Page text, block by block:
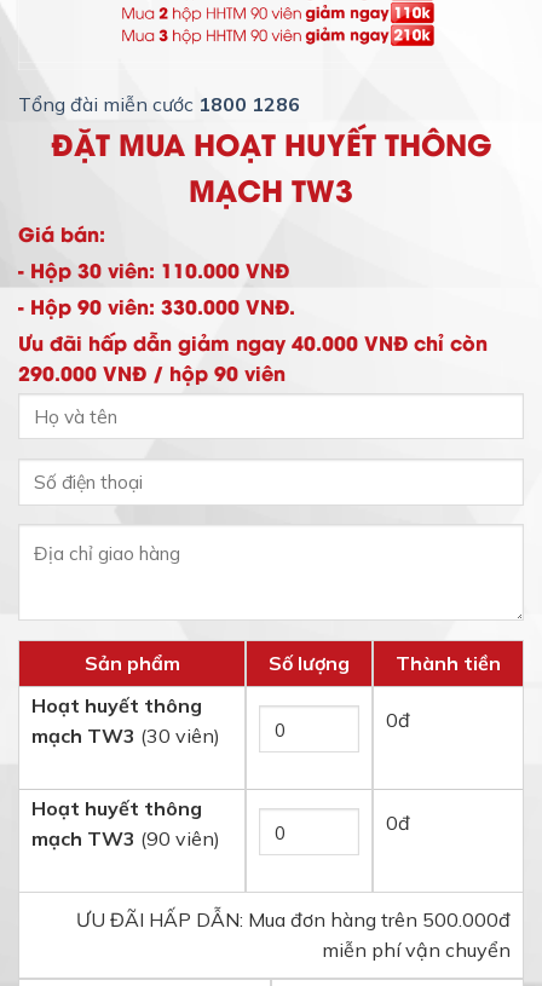
ĐẶT MUA HOẠT HUYẾT THÔNG
MẠCH TW3
Giá bán:
- Hộp 30 viên: 110.000 VNĐ
- Hộp 90 viên: 330.000 VNĐ.
Ưu đãi hấp dẫn giảm ngay 40.000 VNĐ chỉ còn
290.000 VNĐ / hộp 90 viên
Sản phẩm
Hoạt huyết thông
mạch TW3 (30 viên)
Hoạt huyết thông
mạch TW3 (90 viên)
Số lượng Thành tiền
0đ
0đ
ƯU ĐÃI HẤP DẪN: Mua đơn hàng trên 500.000đ
miễn phí vận chuyển
Tổng đài miễn cước 1800 1286